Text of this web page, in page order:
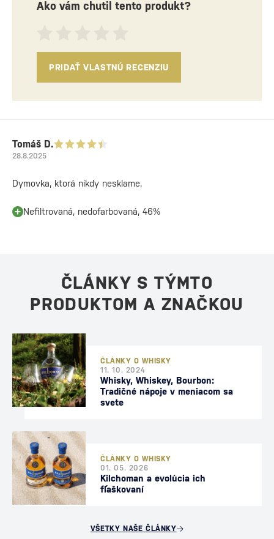
Tomáš D.
28.8.2025
Dymovka, ktorá nikdy nesklame.
Nefiltrovaná, nedofarbovaná, 46%
Ako vám chutil tento produkt?
PRIDAŤ VLASTNÚ RECENZIU
ČLÁNKY S TÝMTO
PRODUKTOM A ZNAČKOU
ČLÁNKY O WHISKY
11. 10. 2024
Whisky, Whiskey, Bourbon:
Tradičné nápoje v meniacom sa
svete
ČLÁNKY O WHISKY
01. 05. 2026
Kilchoman a evolúcia ich
fľaškovaní
VŠETKY NAŠE ČLÁNKY